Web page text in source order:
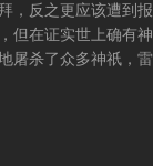
，反之更应该遭到报
但在证实世上确有神
屠杀了众多神祇，雷